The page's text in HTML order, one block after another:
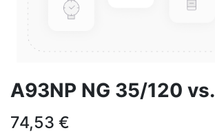
A93NP NG 35/120 vs.
74,53 €